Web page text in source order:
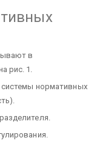
в
рис. 1.
системы нормативных